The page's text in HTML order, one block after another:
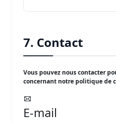
7. Contact
Vous pouvez nous contacter
concernant notre politique de
E-mail